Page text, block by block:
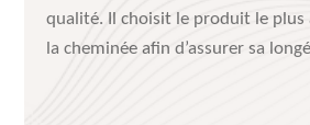
qualité. Il choisit le produit le plus
la cheminée afin d’assurer sa